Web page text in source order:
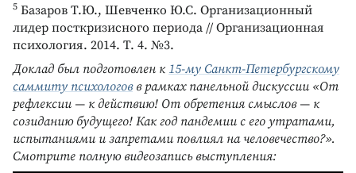
5 Базаров Т.Ю., Шевченко Ю.С. Организационный
лидер посткризисного периода // Организационная
психология. 2014. Т. 4. №3.
Доклад был подготовлен к 15-му Санкт-Петербургскому
саммиту психологовв рамках панельной дискуссии «От
рефлексии — к действию! От обретения смыслов — к
созиданию будущего! Как год пандемии с его утратами,
испытаниями и запретами повлиял на человечество?».
Смотрите полную видеозапись выступления: